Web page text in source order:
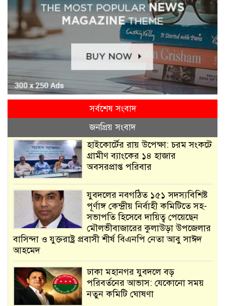
সর্বশেষ সংবাদ
জনপ্রিয় সংবাদ
হাইকোর্টের রায় উপেক্ষা: চরম সংকটে
গ্রামীণ ব্যাংকের ১৪ হাজার
অবসরপ্রাপ্ত পরিবার
যুবদলের নবগঠিত ১৫১ সদস্যবিশিষ্ট
পূর্ণাঙ্গ কেন্দ্রীয় নির্বাহী কমিটিতে সহ-
সভাপতি হিসেবে দায়িত্ব পেয়েছেন
মৌলভীবাজারের কুলাউড়া উপজেলার
বাসিন্দা ও যুক্তরাষ্ট্র প্রবাসী শীর্ষ বিএনপি নেতা আবু সাঈদ
আহমেদ
ঢাকা মহানগর যুবদলে বড়
পরিবর্তনের আভাস: যেকোনো সময়
নতুন কমিটি ঘোষণা